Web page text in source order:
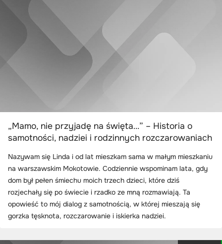
„Mamo, nie przyjadę na święta…” – Historia o
samotności, nadziei i rodzinnych rozczarowaniach
Nazywam się Linda i od lat mieszkam sama w małym mieszkaniu
na warszawskim Mokotowie. Codziennie wspominam lata, gdy
dom był pełen śmiechu moich trzech dzieci, które dziś
rozjechały się po świecie i rzadko ze mną rozmawiają. Ta
opowieść to mój dialog z samotnością, w której mieszają się
gorzka tęsknota, rozczarowanie i iskierka nadziei.